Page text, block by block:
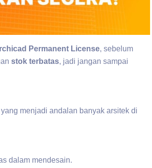
Permanent License, sebelum
stok terbatas, jadi jangan sampai
menjadi andalan banyak arsitek di
dalam mendesain.